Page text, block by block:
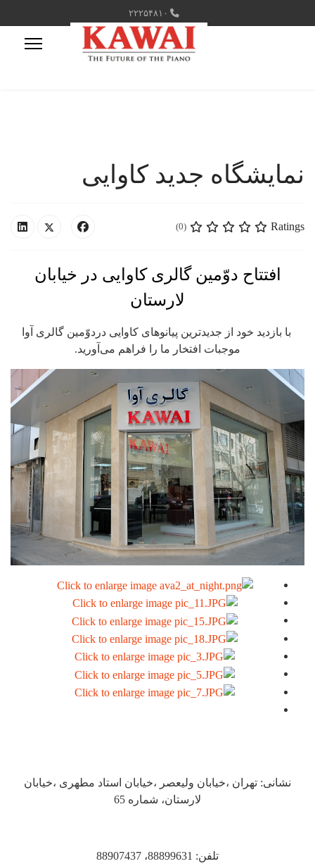
۲۲۲۵۴۸۱۰
نمایشگاه جدید کاوایی
Ratings
(0)
افتتاح دوّمین گالری کاوایی در خیابان
لارستان
با بازدید خود از جدیدترین پیانوهای کاوایی دردوّمین گالری آوا
موجبات افتخار ما را فراهم می‌آورید.
نشانی: تهران ،خیابان ولیعصر ،خیابان استاد مطهری ،خیابان
لارستان، شماره 65
تلفن: 88899631، 88907437